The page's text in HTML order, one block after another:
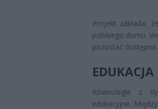
Projekt zakłada,
polskiego domu.
pozostać
Równolegle z
edukacyjne.